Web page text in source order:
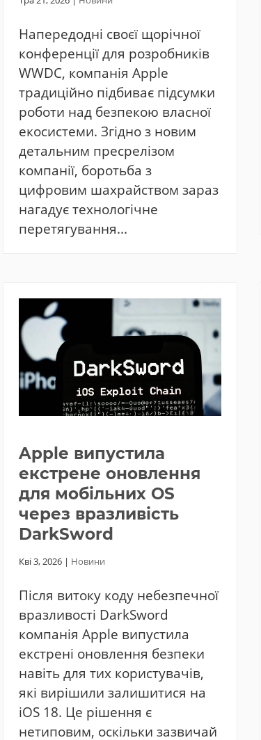
Напередодні своєї щорічної
конференції для розробників
WWDC, компанія Apple
традиційно підбиває підсумки
роботи над безпекою власної
екосистеми. Згідно з новим
детальним пресрелізом
компанії, боротьба з
цифровим шахрайством зараз
нагадує технологічне
перетягування...
Apple випустила
екстрене оновлення
для мобільних OS
через вразливість
DarkSword
Кві 3, 2026| Новини
Після витоку коду небезпечної
вразливості DarkSword
компанія Apple випустила
екстрені оновлення безпеки
навіть для тих користувачів,
які вирішили залишитися на
iOS 18. Це рішення є
нетиповим, оскільки зазвичай